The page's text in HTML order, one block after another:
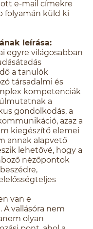
e-mail címekre
folyamán küld ki
leírása:
egyre világosabban
a tanulók
társadalmi és
kompetenciák
a
gondolkodás, a
azaz a
kiegészítő elemei
annak alapvető
lehetővé, hogy a
nézőpontok
van e
vallásóra nem
olyan